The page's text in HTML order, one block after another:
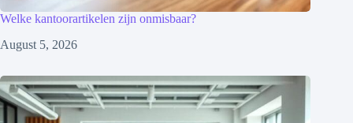
Welke kantoorartikelen zijn onmisbaar?
August 5, 2026